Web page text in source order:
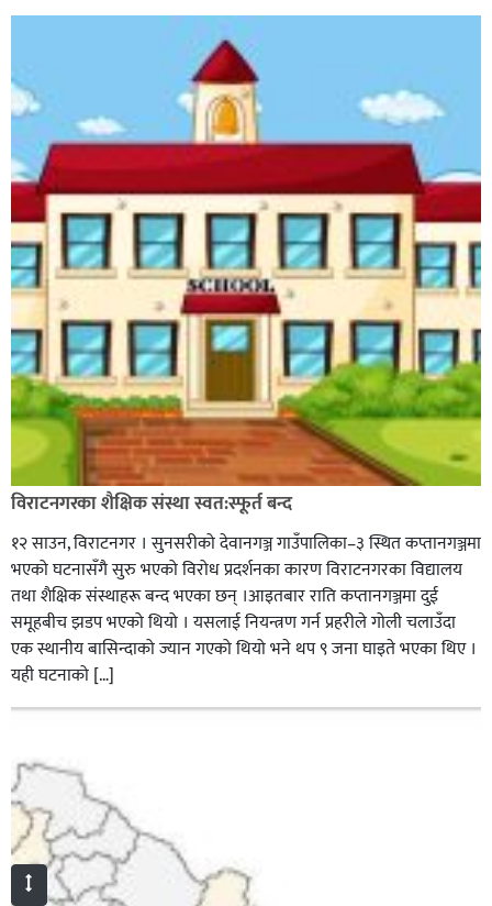
विराटनगरका शैक्षिक संस्था स्वत:स्फूर्त बन्द
१२ साउन, विराटनगर । सुनसरीको देवानगञ्ज गाउँपालिका–३ स्थित कप्तानगञ्जमा
भएको घटनासँगै सुरु भएको विरोध प्रदर्शनका कारण विराटनगरका विद्यालय
तथा शैक्षिक संस्थाहरू बन्द भएका छन् ।आइतबार राति कप्तानगञ्जमा दुई
समूहबीच झडप भएको थियो । यसलाई नियन्त्रण गर्न प्रहरीले गोली चलाउँदा
एक स्थानीय बासिन्दाको ज्यान गएको थियो भने थप ९ जना घाइते भएका थिए ।
यही घटनाको […]